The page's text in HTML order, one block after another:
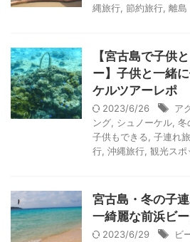
縄旅行 節約旅行 離島
【宮古島で子供
ー】子供と一緒
ケルツアーレポ
2023/6/26 ア
ング シュノーケル 冬
子供もできる 子連れ
行 沖縄旅行 観光スポ
宮古島・冬の子
一綺麗な前浜ビ
2023/6/29 ビ